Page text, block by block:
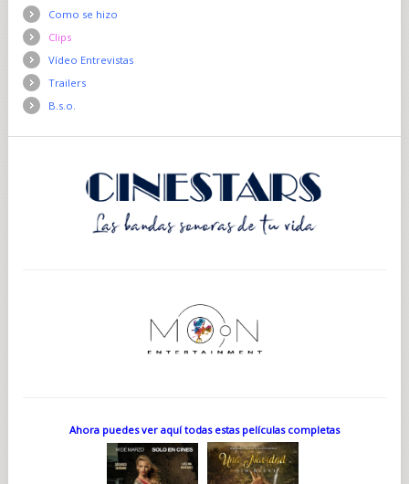
Como se hizo
Clips
Vídeo Entrevistas
Trailers
B.s.o.
Ahora puedes ver aquí todas estas películas completas